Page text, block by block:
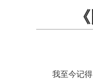
我至今记得，